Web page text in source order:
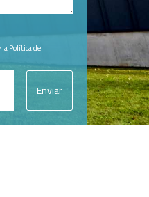
Política de
Enviar